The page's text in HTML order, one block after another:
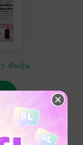
ทันหุ้น